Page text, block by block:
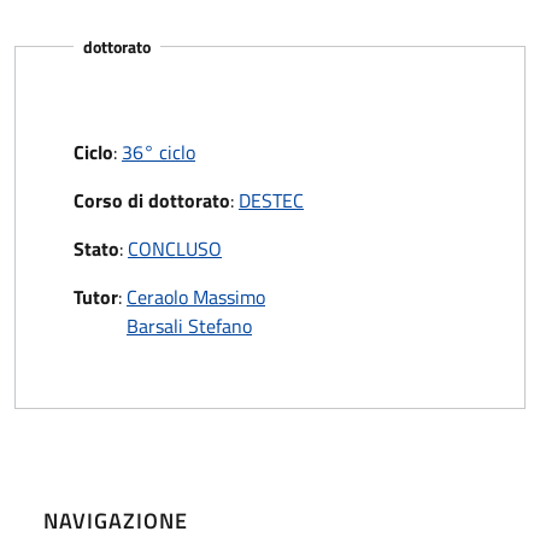
dottorato
Ciclo: 36° ciclo
Corso di dottorato: DESTEC
Stato: CONCLUSO
Tutor: Ceraolo Massimo
Barsali Stefano
NAVIGAZIONE